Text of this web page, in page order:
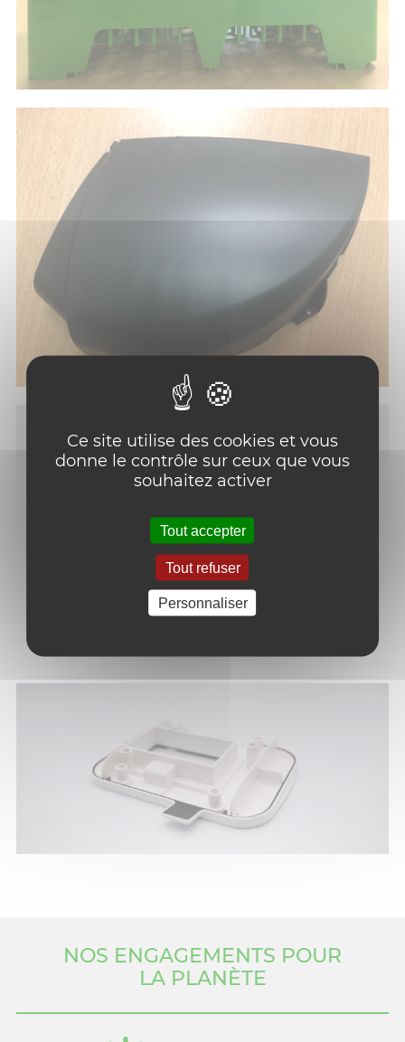
NOS ENGAGEMENTS POUR
LA PLANÈTE
Ce site utilise des cookies et vous
donne le contrôle sur ceux que vous
souhaitez activer
Tout accepter
Tout refuser
Personnaliser